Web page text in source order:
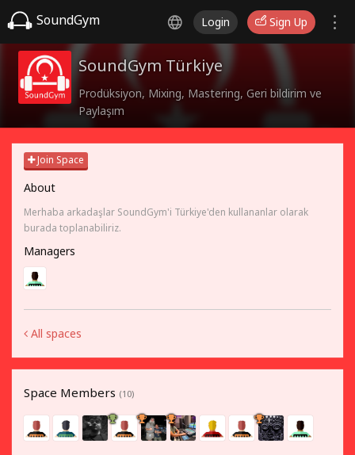
SoundGym Login Sign Up
SoundGym Türkiye
Prodüksiyon, Mixing, Mastering, Geri bildirim ve
Paylaşım
Join Space
About
Merhaba arkadaşlar SoundGym'i Türkiye'den kullananlar olarak
burada toplanabiliriz.
Managers
All spaces
Space Members (10)